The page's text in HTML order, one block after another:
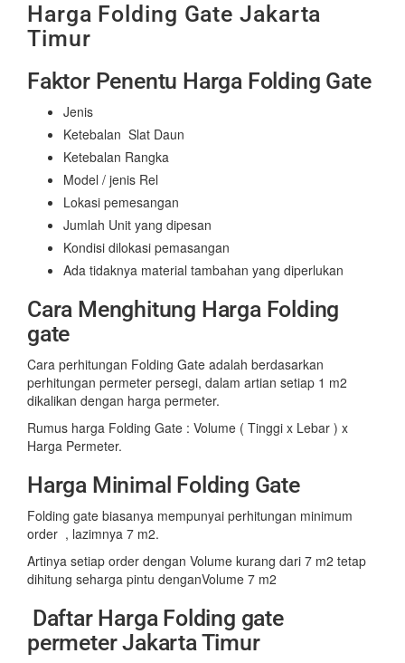
Harga Folding Gate Jakarta
Timur
Faktor Penentu Harga Folding Gate
Jenis
Ketebalan Slat Daun
Ketebalan Rangka
Model / jenis Rel
Lokasi pemesangan
Jumlah Unit yang dipesan
Kondisi dilokasi pemasangan
Ada tidaknya material tambahan yang diperlukan
Cara Menghitung Harga Folding
gate
Cara perhitungan Folding Gate adalah berdasarkan
perhitungan permeter persegi, dalam artian setiap 1 m2
dikalikan dengan harga permeter.
Rumus harga Folding Gate : Volume ( Tinggi x Lebar ) x
Harga Permeter.
Harga Minimal Folding Gate
Folding gate biasanya mempunyai perhitungan minimum
order , lazimnya 7 m2.
Artinya setiap order dengan Volume kurang dari 7 m2 tetap
dihitung seharga pintu denganVolume 7 m2
Daftar Harga Folding gate
permeter Jakarta Timur